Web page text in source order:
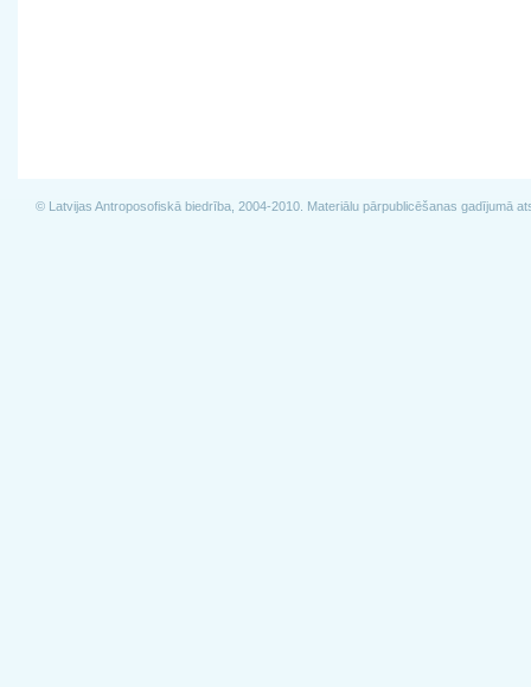
© Latvijas Antroposofiskā biedrība, 2004-2010. Materiālu pārpublicēšanas gadījumā